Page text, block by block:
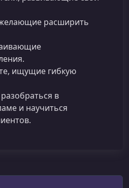
расширить
ищущие гибкую
в
и научиться